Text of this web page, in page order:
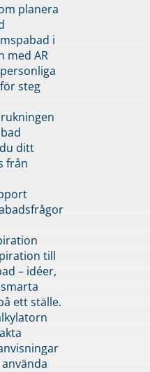
planera
i
med AR
steg
ditt
från
till
– idéer,
ett ställe.